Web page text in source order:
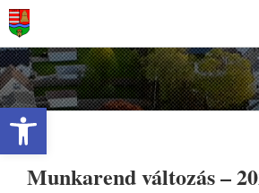
Eszköztár megnyitása
Kihagyás
Munkarend változás –